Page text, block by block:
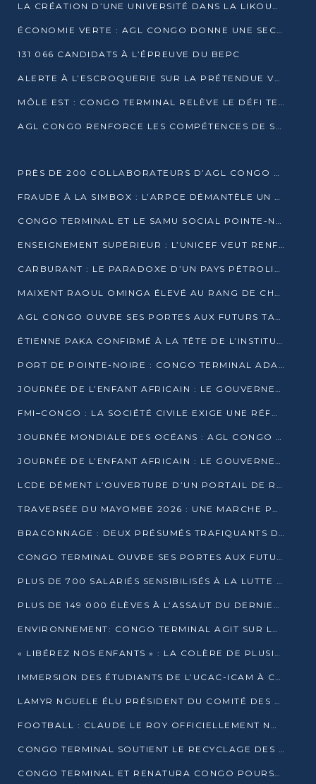
LA CRÉATION D’UNE UNIVERSITÉ DANS LA LIKOUALA AU CŒUR D’UNE RÉFLEXION NATIONALE
ÉCONOMIE VERTE : AGL CONGO DONNE UNE SECONDE VIE À SES DÉCHETS INDUSTRIELS
131 066 CANDIDATS À L’ÉPREUVE DU BEPC
ALERTE À L’ESCROQUERIE SUR LA PRÉTENDUE VENTE DE PARCELLES AFAT
MÔLE EST : CONGO TERMINAL RELÈVE LE DÉFI TECHNIQUE DES SABLES BITUMINEUX
AGL CONGO RENFORCE LES COMPÉTENCES DE SES ÉQUIPES AVEC LA CERTIFICATION CACES® R483
PRÈS DE 200 COLLABORATEURS D’AGL CONGO EN FORMATION JUSQU’EN JUILLET
FRAUDE À LA SIMBOX : L’ARPCE DÉMANTÈLE UN RÉSEAU UTILISANT DES CARTES SIM OUGANDAISES
CONGO TERMINAL ET LE SAMU SOCIAL POINTE-NOIRE RENOUVELLENT LEUR PARTENARIAT EN FAVEUR DES JEUNES VULNÉRABLES
ENSEIGNEMENT SUPÉRIEUR : L’UNICEF VEUT RENFORCER LA RECHERCHE SUR LES QUESTIONS DE L’ENFANCE
CARBURANT : LE PARADOXE D’UN PAYS PÉTROLIER CONFRONTÉ À DES PÉNURIES RÉCURRENTES
MAIXENT RAOUL OMINGA ÉLEVÉ AU RANG DE CHEVALIER DE L’ORDRE DE L’AMITIÉ ENTRE LA RUSSIE ET LE CONGO
AGL CONGO OUVRE SES PORTES AUX FUTURS TALENTS DE LA LOGISTIQUE
ÉTIENNE PAKA CONFIRMÉ À LA TÊTE DE L’INSTITUT GÉOGRAPHIQUE NATIONAL
PORT DE POINTE-NOIRE : CONGO TERMINAL ADAPTE SON DRAGAGE AUX SABLES BITUMINEUX
JOURNÉE DE L’ENFANT AFRICAIN : LE GOUVERNEMENT RÉAFFIRME SON ENGAGEMENT POUR L’ACCÈS À L’EAU ET À L’ASSAINISSEMENT
FMI–CONGO : LA SOCIÉTÉ CIVILE EXIGE UNE RÉFORME DE LA FISCALITÉ PÉTROLIÈRE
JOURNÉE MONDIALE DES OCÉANS : AGL CONGO MOBILISE SES COLLABORATEURS POUR LA PRÉSERVATION DE LA BIODIVERSITÉ MARINE
JOURNÉE DE L’ENFANT AFRICAIN : LE GOUVERNEMENT MOBILISÉ POUR L’HYGIÈNE DANS LES ORPHELINATS
LCDE DÉMENT L’OUVERTURE D’UN PORTAIL DE RECRUTEMENT ET APPELLE À LA VIGILANCE
TRAVERSÉE DU MAYOMBE 2026 : UNE MARCHE POUR SENSIBILISER ET DÉPISTER AU DIABÈTE
BRACONNAGE : DEUX PRÉSUMÉS TRAFIQUANTS D’HIPPOPOTAME ÉCROUÉS À BRAZZAVILLE
CONGO TERMINAL OUVRE SES PORTES AUX FUTURS INGÉNIEURS DE L’UCAC-ICAM
PLUS DE 700 SALARIÉS SENSIBILISÉS À LA LUTTE CONTRE LA TUBERCULOSE À CONGO TERMINAL
PLUS DE 149 000 ÉLÈVES À L’ASSAUT DU DERNIER CEPE
ENVIRONNEMENT: CONGO TERMINAL AGIT SUR LE TERRAIN ET FORME LES PLUS JEUNES
« LIBÉREZ NOS ENFANTS » : LA COLÈRE DE PLUSIEURS MÈRES À BRAZZAVILLE CONTRE LA DGSP
IMMERSION DES ÉTUDIANTS DE L’UCAC-ICAM À CONGO TERMINAL
LAMYR NGUELE ÉLU PRÉSIDENT DU COMITÉ DES MEMBRES D’HONNEUR DU PCT
FOOTBALL : CLAUDE LE ROY OFFICIELLEMENT NOMMÉ SÉLECTIONNEUR DU CONGO
CONGO TERMINAL SOUTIENT LE RECYCLAGE DES DÉCHETS PLASTIQUES À POINTE-NOIRE
CONGO TERMINAL ET RENATURA CONGO POURSUIVENT LEUR COMBAT POUR LA BIODIVERSITÉ